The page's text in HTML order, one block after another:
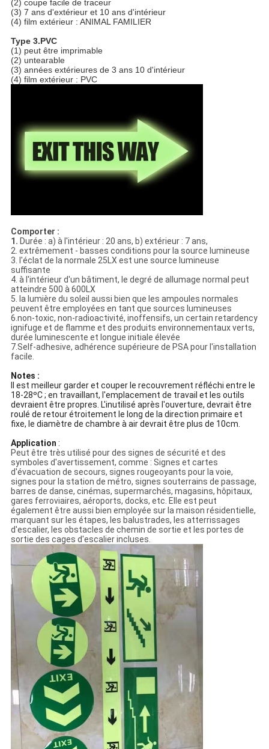
(2) coupe facile de traceur
(3) 7 ans d'extérieur et 10 ans d'intérieur
(4) film extérieur : ANIMAL FAMILIER
Type 3.PVC
(1) peut être imprimable
(2) untearable
(3) années extérieures de 3 ans 10 d'intérieur
(4) film extérieur : PVC
Comporter :
1. Durée : a) à l'intérieur : 20 ans, b) extérieur : 7 ans,
2. extrêmement - basses conditions pour la source lumineuse
3. l'éclat de la normale 25LX est une source lumineuse
suffisante
4. à l'intérieur d'un bâtiment, le degré de allumage normal peut
atteindre 500 à 600LX
5. la lumière du soleil aussi bien que les ampoules normales
peuvent être employées en tant que sources lumineuses
6.non-toxic, non-radioactivité, inoffensifs, un certain retardency
ignifuge et de flamme et des produits environnementaux verts,
durée luminescente et longue initiale élevée
7.Self-adhesive, adhérence supérieure de PSA pour l'installation
facile.
Notes :
Il est meilleur garder et couper le recouvrement réfléchi entre le
18-28ºC ; en travaillant, l'emplacement de travail et les outils
devraient être propres. L'inutilisé après l'ouverture, devrait être
roulé de retour étroitement le long de la direction primaire et
fixe, le diamètre de chambre à air devrait être plus de 10cm.
Application :
Peut être très utilisé pour des signes de sécurité et des
symboles d'avertissement, comme : Signes et cartes
d'évacuation de secours, signes rougeoyants pour la voie,
signes pour la station de métro, signes souterrains de passage,
barres de danse, cinémas, supermarchés, magasins, hôpitaux,
gares ferroviaires, aéroports, docks, etc. Elle est peut
également être aussi bien employée sur la maison résidentielle,
marquant sur les étapes, les balustrades, les atterrissages
d'escalier, les obstacles de chemin de sortie et les portes de
sortie des cages d'escalier incluses.